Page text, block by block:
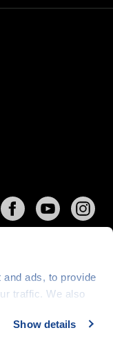
ads, to provide
traffic. We also
who may
Show details
o.p.s., web běží